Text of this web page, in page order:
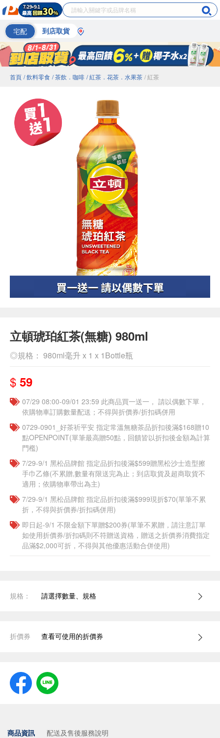
宅配 到店取貨
首頁 / 飲料零食 / 茶飲．咖啡 / 紅茶．花茶．水果茶 / 紅茶
立頓琥珀紅茶(無糖) 980ml
◎規格： 980ml毫升 x 1 x 1Bottle瓶
$ 59
07/29 08:00-09/01 23:59 此商品買一送一， 請以偶數下單，
依購物車訂購數量配送；不得與折價券/折扣碼併用
​​0729-0901_好茶祈平安 指定常溫無糖茶品折扣後滿$168贈10
點OPENPOINT(單筆最高贈50點，回饋皆以折扣後金額為計算
門檻)
7/29-9/1 黑松品牌館 指定品折扣後滿$599贈黑松沙士造型擦
手巾乙條(不累贈,數量有限送完為止；到店取貨及超商取貨不
適用；依購物車帶出為主)
7/29-9/1 黑松品牌館 指定品折扣後滿$999現折$70(單筆不累
折，不得與折價券/折扣碼併用)
即日起-9/1 不限金額下單贈$200券(單筆不累贈，請注意訂單
如使用折價券/折扣碼則不符贈送資格，贈送之折價券消費指定
品滿$2,000可折，不得與其他優惠活動合併使用)
規格： 請選擇數量、規格
折價券 查看可使用的折價券
商品資訊 配送及售後服務說明